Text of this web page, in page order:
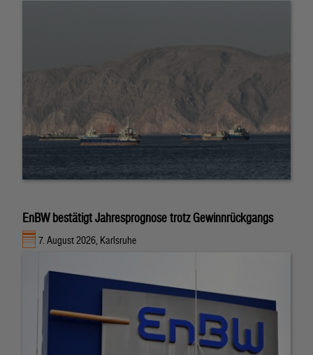
EnBW bestätigt Jahresprognose trotz Gewinnrückgangs
7. August 2026, Karlsruhe